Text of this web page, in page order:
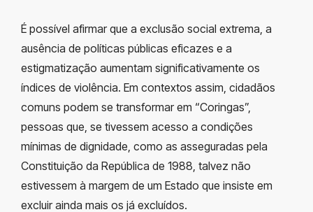
É possível afirmar que a exclusão social extrema, a
ausência de políticas públicas eficazes e a
estigmatização aumentam significativamente os
índices de violência. Em contextos assim, cidadãos
comuns podem se transformar em “Coringas”,
pessoas que, se tivessem acesso a condições
mínimas de dignidade, como as asseguradas pela
Constituição da República de 1988, talvez não
estivessem à margem de um Estado que insiste em
excluir ainda mais os já excluídos.